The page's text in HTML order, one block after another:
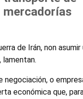
mercadorías
de Irán, non asumir
lamentan.
negociación, o
económica que,